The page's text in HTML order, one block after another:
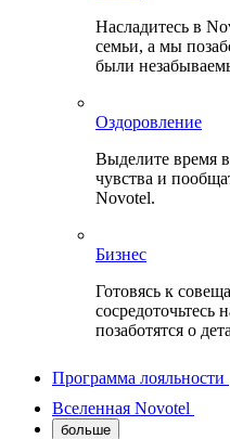
Насладитесь в
семьи, а мы
были
Оздоровление
Выделите время
чувства и
Novotel.
Бизнес
Готовясь к
сосредоточьтесь
позаботятся о
Программа лояльности
Вселенная Novotel
больше